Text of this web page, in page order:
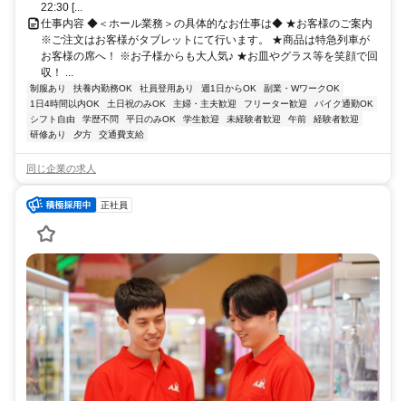
22:30 [...
仕事内容 ◆＜ホール業務＞の具体的なお仕事は◆ ★お客様のご案内
※ご注文はお客様がタブレットにて行います。 ★商品は特急列車が
お客様の席へ！ ※お子様からも大人気♪ ★お皿やグラス等を笑顔で回
収！ ...
制服あり 扶養内勤務OK 社員登用あり 週1日からOK
副業・WワークOK
1日4時間以内OK
土日祝のみOK 主婦・主夫歓迎 フリーター歓迎
バイク通勤OK
シフト自由
学歴不問 平日のみOK 学生歓迎 未経験者歓迎 午前
経験者歓迎
研修あり
夕方 交通費支給
同じ企業の求人
正社員